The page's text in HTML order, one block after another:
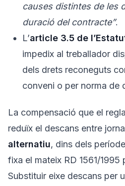
causes distintes de les
duració del contracte”.
L’article 3.5 de
impedix al treballador
dels drets reconeguts
conveni o per norma de
La compensació que el
reduïx el descans entre
alternatiu, dins dels
fixa el mateix RD 1561/1995
Substituir eixe descans per